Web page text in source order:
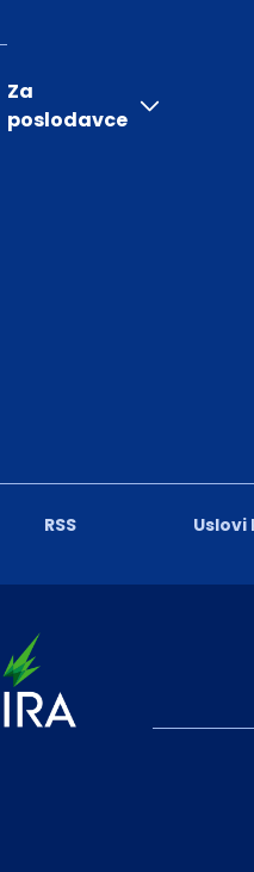
RSS
Za
poslodavce